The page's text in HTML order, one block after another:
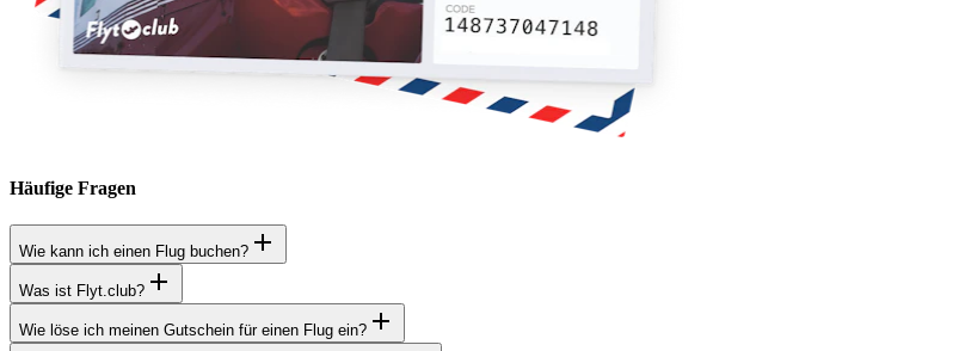
Häufige Fragen
Wie kann ich einen Flug buchen?
Was ist Flyt.club?
Wie löse ich meinen Gutschein für einen Flug ein?